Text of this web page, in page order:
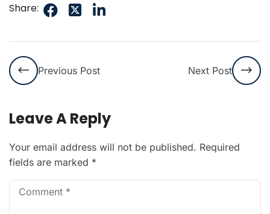
Share:
Previous Post Next Post
Leave A Reply
Your email address will not be published. Required
fields are marked *